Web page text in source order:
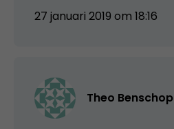
27 januari 2019 om 18:16
Theo Benschop